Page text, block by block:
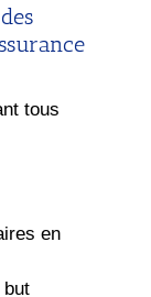
tous
en
but